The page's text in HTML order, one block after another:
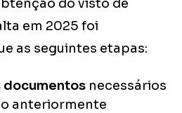
do visto de
em 2025 foi
as seguintes etapas:
documentos necessários
anteriormente